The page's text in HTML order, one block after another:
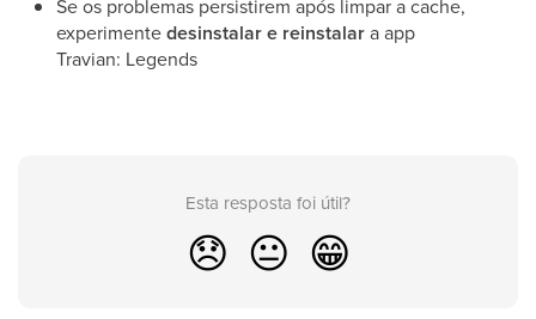
Se os problemas persistirem após limpar a cache,
experimentedesinstalar e reinstalara app
Travian: Legends
Esta resposta foi útil?
😞 😐 😁